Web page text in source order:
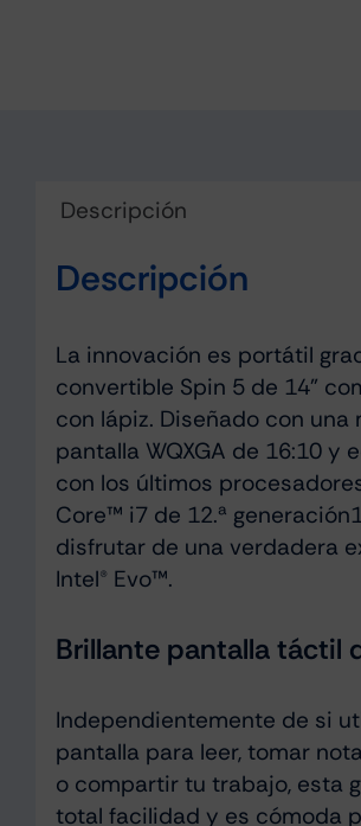
Descripción
Descripción
La innovación es portátil
convertible Spin 5 de 14”
con lápiz. Diseñado con una
pantalla WQXGA de 16:10 y
con los últimos
Core™ i7 de 12.ª
disfrutar de una verdadera
Intel® Evo™.
Brillante pantalla táctil
Independientemente de si
pantalla para leer, tomar
o compartir tu trabajo, esta
total facilidad y es cómoda